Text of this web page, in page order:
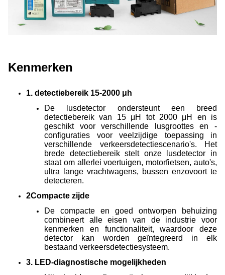
Kenmerken
1. detectiebereik 15-2000 μh
De lusdetector ondersteunt een breed
detectiebereik van 15 μH tot 2000 μH en is
geschikt voor verschillende lusgroottes en -
configuraties voor veelzijdige toepassing in
verschillende verkeersdetectiescenario's.
Het
brede detectiebereik stelt onze lusdetector in
staat om allerlei voertuigen, motorfietsen, auto's,
ultra lange vrachtwagens, bussen enzovoort te
detecteren.
2Compacte zijde
De compacte en goed ontworpen behuizing
combineert alle eisen van de industrie voor
kenmerken en functionaliteit, waardoor deze
detector kan worden geïntegreerd in elk
bestaand verkeersdetectiesysteem.
3. LED-diagnostische mogelijkheden